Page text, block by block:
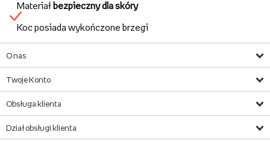
Materiał bezpieczny dla skóry
Koc posiada wykończone brzegi
O nas
Twoje Konto
Obsługa klienta
Dział obsługi klienta